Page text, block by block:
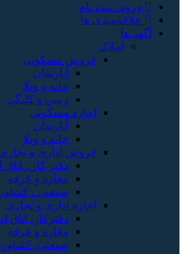
ورود / ثبت نام
علاقه‌مندی ها
آگهی‌ها
املاک
فروش مسکونی
آپارتمان
خانه و ویلا
زمین و کلنگی
اجاره مسکونی
آپارتمان
خانه و ویلا
فروش اداری و تجاری
دفتر کار ،
مغازه و غرفه
صنعتی ،
اجاره اداری و تجاری
دفترکار،
مغازه و غرفه
صنعتی،